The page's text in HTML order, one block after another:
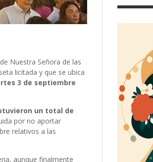
Nuestra Señora de las
licitada y que se ubica
3 de septiembre
un total de
por no aportar
relativos a las
aunque finalmente